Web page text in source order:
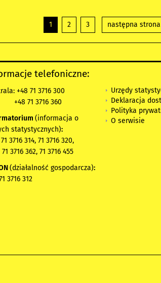
1 2 3 następna strona
telefoniczne:
+48 71 3716 300
+48 71 3716 360
(informacja o
statystycznych):
3716 314, 71 3716 320,
362, 71 3716 455
(działalność gospodarcza):
3716 312
Urzędy
Deklaracja
Polityka
O serwisie